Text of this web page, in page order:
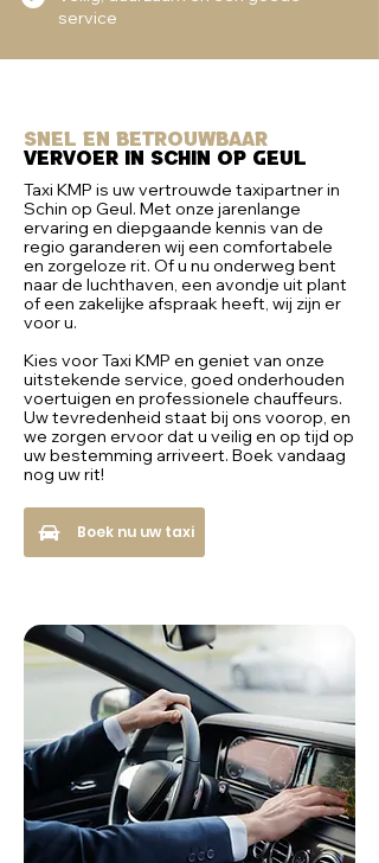
service
Snel en Betrouwbaar
vervoer in Schin op geul
Taxi KMP is uw vertrouwde taxipartner in
Schin op Geul. Met onze jarenlange
ervaring en diepgaande kennis van de
regio garanderen wij een comfortabele
en zorgeloze rit. Of u nu onderweg bent
naar de luchthaven, een avondje uit plant
of een zakelijke afspraak heeft, wij zijn er
voor u.
Kies voor Taxi KMP en geniet van onze
uitstekende service, goed onderhouden
voertuigen en professionele chauffeurs.
Uw tevredenheid staat bij ons voorop, en
we zorgen ervoor dat u veilig en op tijd op
uw bestemming arriveert. Boek vandaag
nog uw rit!
Boek nu uw taxi